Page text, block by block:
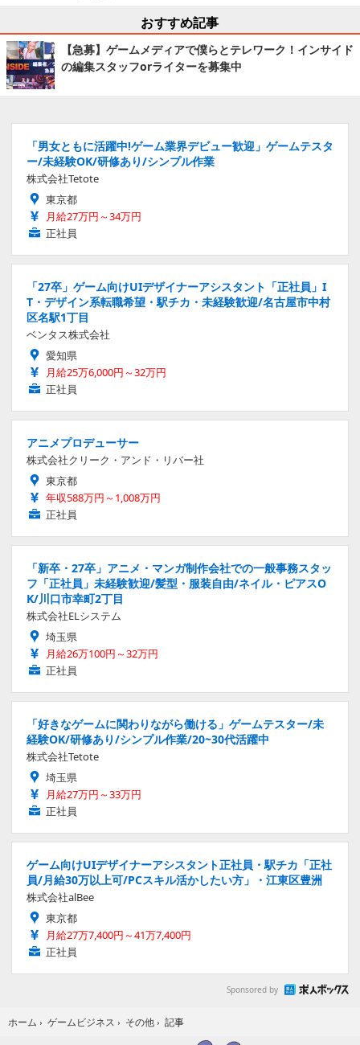
おすすめ記事
【急募】ゲームメディアで僕らとテレワーク！インサイド
の編集スタッフorライターを募集中
「男女ともに活躍中!ゲーム業界デビュー歓迎」ゲームテスタ
ー/未経験OK/研修あり/シンプル作業
株式会社Tetote
東京都
月給27万円～34万円
正社員
「27卒」ゲーム向けUIデザイナーアシスタント「正社員」I
T・デザイン系転職希望・駅チカ・未経験歓迎/名古屋市中村
区名駅1丁目
ベンタス株式会社
愛知県
月給25万6,000円～32万円
正社員
アニメプロデューサー
株式会社クリーク・アンド・リバー社
東京都
年収588万円～1,008万円
正社員
「新卒・27卒」アニメ・マンガ制作会社での一般事務スタッ
フ「正社員」未経験歓迎/髪型・服装自由/ネイル・ピアスO
K/川口市幸町2丁目
株式会社ELシステム
埼玉県
月給26万100円～32万円
正社員
「好きなゲームに関わりながら働ける」ゲームテスター/未
経験OK/研修あり/シンプル作業/20~30代活躍中
株式会社Tetote
埼玉県
月給27万円～33万円
正社員
ゲーム向けUIデザイナーアシスタント正社員・駅チカ「正社
員/月給30万以上可/PCスキル活かしたい方」・江東区豊洲
株式会社alBee
東京都
月給27万7,400円～41万7,400円
正社員
Sponsored by
ホーム › ゲームビジネス › その他 › 記事